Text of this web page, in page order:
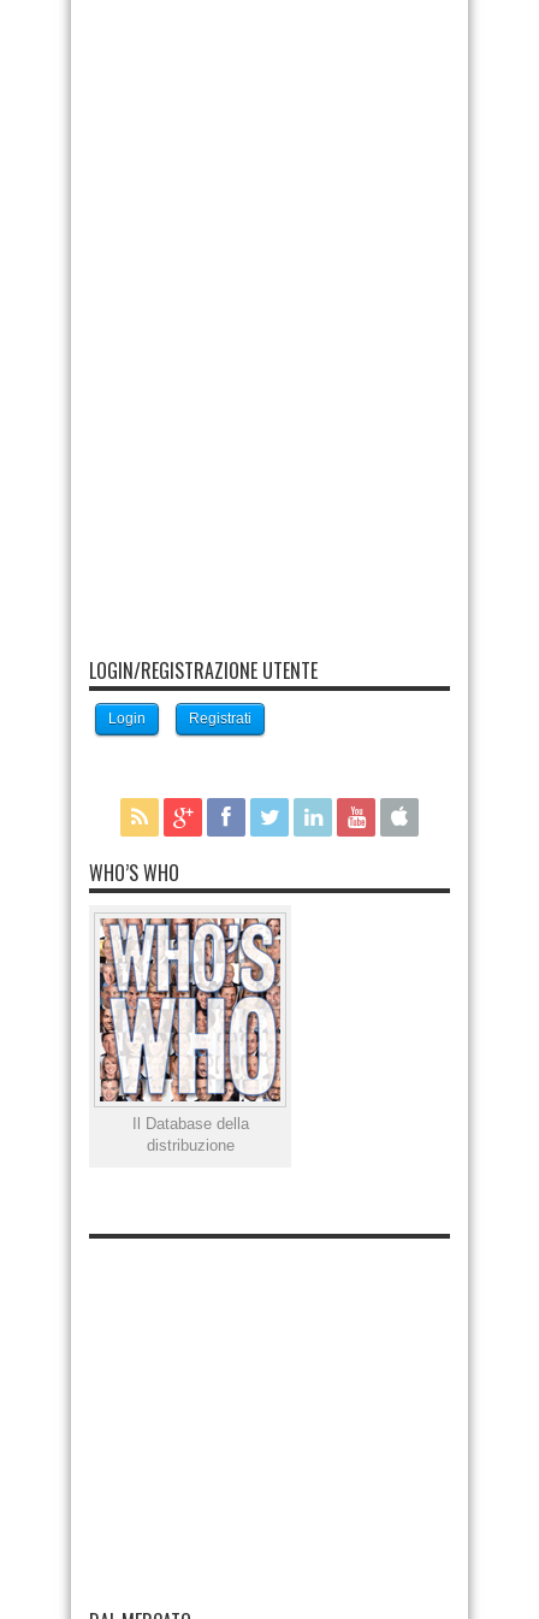
LOGIN/REGISTRAZIONE UTENTE
Login Registrati
WHO’S WHO
Il Database della
distribuzione